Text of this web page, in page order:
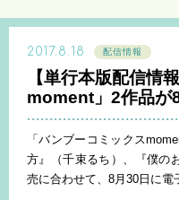
2017.8.18 配信情報
【単行本版配信情
moment」2作品が
「バンブーコミックス
方』（千束るち）、『僕の
売に合わせて、8月30日に電